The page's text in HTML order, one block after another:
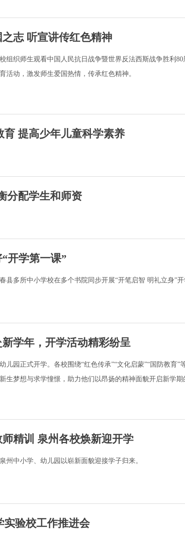
志 听宣讲传红色精神
组织师生观看中国人民抗日战争暨世界反法西斯战争胜利
活动，激发师生爱国热情，传承红色精神。
提高少年儿童科学素养
分配学生和师资
开学第一课”
县多所中小学校在多个书院同步开展“开笔启智 明礼立身”开
学年，开学活动精彩纷呈
儿园正式开学。各校围绕“红色传承”“文化启蒙”“国防教育”
生梦想与求学憧憬，助力他们以昂扬的精神面貌开启新学期
精训 泉州各校焕新迎开学
州中小学、幼儿园以崭新面貌迎接学子归来。
实验校工作推进会